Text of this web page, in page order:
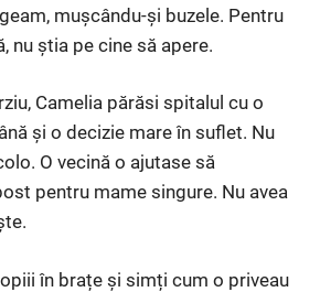
mușcându-și buzele. Pentru
nu știa pe cine să apere.
Camelia părăsi spitalul cu o
și o decizie mare în suflet. Nu
O vecină o ajutase să
pentru mame singure. Nu avea
în brațe și simți cum o priveau